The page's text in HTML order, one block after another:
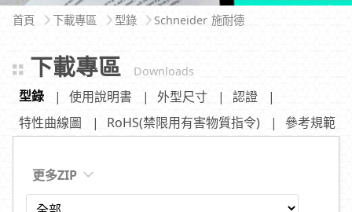
首頁 下載專區 型錄 Schneider 施耐德
下載專區 Downloads
型錄 使用說明書 外型尺寸
認證
特性曲線圖
RoHS(禁限用有害物質指令) 參考規範
更多ZIP